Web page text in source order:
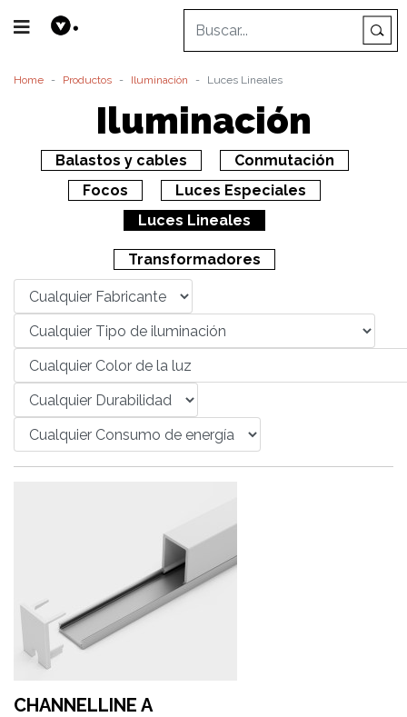
Home Productos Iluminación Luces Lineales
Iluminación
Balastos y cables
Conmutación
Focos
Luces Especiales
Luces Lineales
Transformadores
CHANNELLINE A